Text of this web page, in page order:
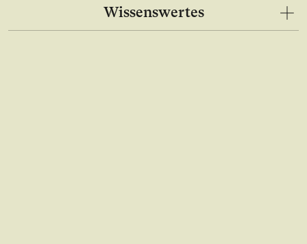
Wissenswertes